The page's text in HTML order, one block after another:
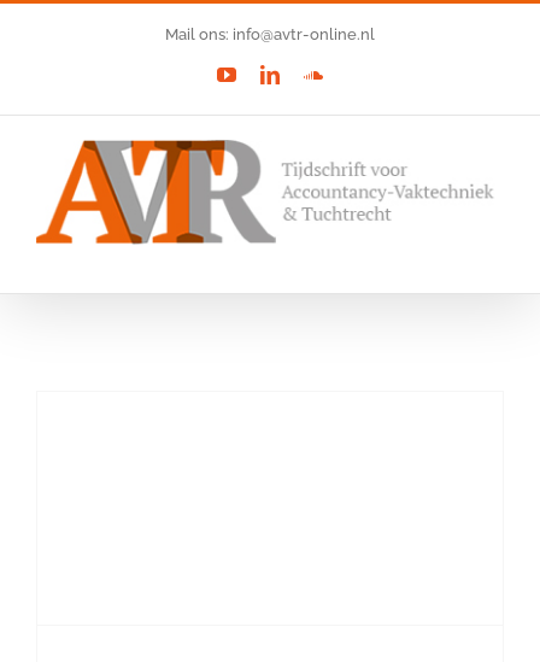
Mail ons: info@avtr-online.nl
YouTubeLinkedInSoundCloud